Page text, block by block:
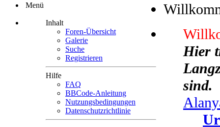
Menü
Inhalt
Foren-Übersicht
Galerie
Suche
Registrieren
Hilfe
FAQ
BBCode-Anleitung
Nutzungsbedingungen
Datenschutzrichtlinie
Hier
sind.